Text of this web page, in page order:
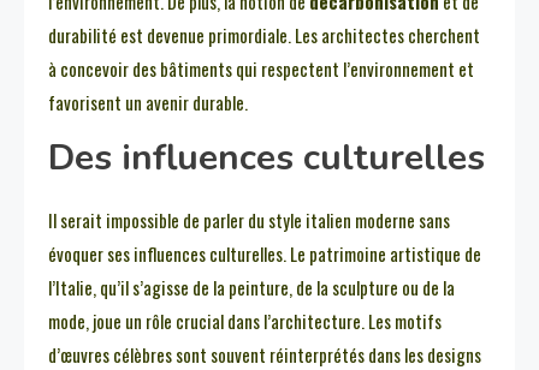
durabilité est devenue primordiale. Les architectes cherchent
à concevoir des bâtiments qui respectent l’environnement et
favorisent un avenir durable.
Des influences culturelles
Il serait impossible de parler du style italien moderne sans
évoquer ses influences culturelles. Le patrimoine artistique de
l’Italie, qu’il s’agisse de la peinture, de la sculpture ou de la
mode, joue un rôle crucial dans l’architecture. Les motifs
d’œuvres célèbres sont souvent réinterprétés dans les designs